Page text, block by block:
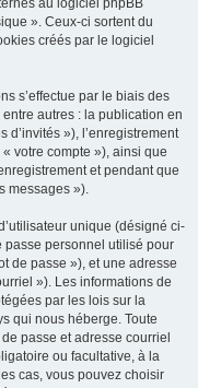
au logiciel phpBB
». Ceux-ci sortent du
créés par le logiciel
s’effectue par le biais des
autres : la publication en
d’invités »), l’enregistrement
votre compte »), ainsi que
et pendant que
messages »).
unique (désigné ci-
passe personnel utilisé pour
de passe »), et une adresse
»). Les informations de
par les lois sur la
qui nous héberge. Toute
passe et adresse courriel
ou facultative, à la
cas, vous pouvez choisir